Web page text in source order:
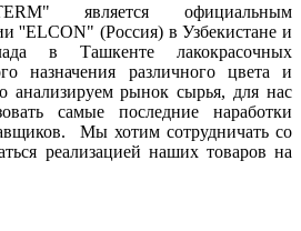
является официальным
''ELCON" (Россия) в Узбекистане и
в Ташкенте лакокрасочных
назначения различного цвета и
анализируем рынок сырья, для нас
самые последние наработки
Мы хотим сотрудничать со
реализацией наших товаров на